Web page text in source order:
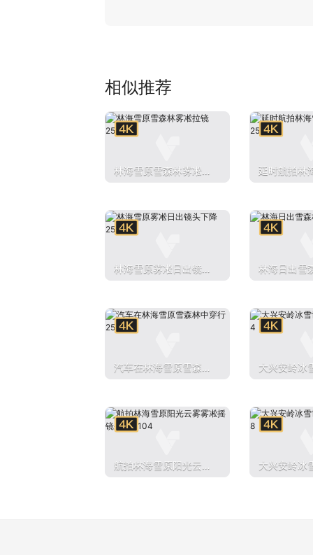
相似推荐
林海雪原雪森林雾凇拉
延时航拍林
林海雪原雾凇日出镜头
林海日出雪
汽车在林海雪原雪森林
大兴安岭冰
航拍林海雪原阳光云雾
大兴安岭冰